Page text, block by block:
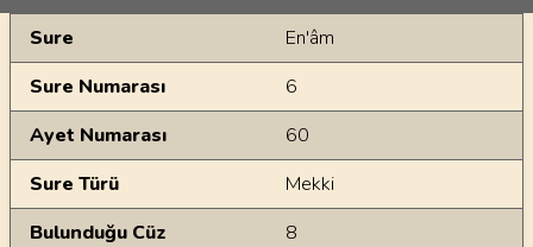
Genel Bilgiler
Sure
En'âm
Sure Numarası
6
Ayet Numarası
60
Sure Türü
Mekki
Bulunduğu Cüz
8